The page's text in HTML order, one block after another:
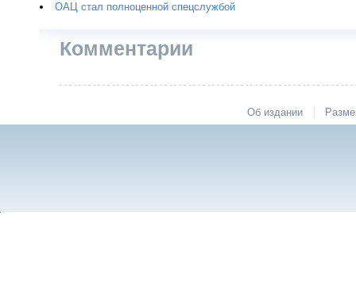
ОАЦ стал полноценной спецслужбой
Комментарии
Об издании |